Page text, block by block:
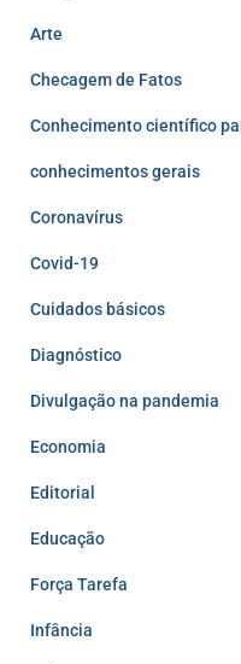
Arte
Checagem de Fatos
Conhecimento científico
conhecimentos gerais
Coronavírus
Covid-19
Cuidados básicos
Diagnóstico
Divulgação na pandemia
Economia
Editorial
Educação
Força Tarefa
Infância